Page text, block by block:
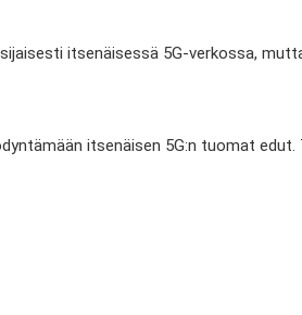
itsenäisessä 5G-verkossa,
itsenäisen 5G:n tuomat